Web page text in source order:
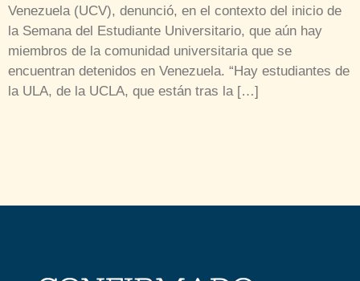
Venezuela (UCV), denunció, en el contexto del inicio de
la Semana del Estudiante Universitario, que aún hay
miembros de la comunidad universitaria que se
encuentran detenidos en Venezuela. “Hay estudiantes de
la ULA, de la UCLA, que están tras la […]